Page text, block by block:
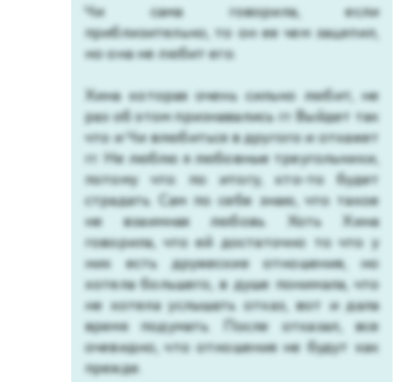
Чи сама говорила, если
приблизительно, то он ее чем зацепил,
но она не любит его.
Хина которая очень сильно любит, не
раз об этом признавались гг. Выйдет так
что и Чи влюбиться в другого и откажет
гг. Не люблю я любовные треугольники,
потому что по итогу, кто-то будет
страдать. Сам по себе знаю, что такое
не взаимная любовь. Хоть Хина
говорила, что ей достаточно то что у
них есть дружеские отношения, но
хотела большего, в душе понимала, что
не хотела услышать отказ, вот и дала
время подумать. После отказал, все
очевидно, что отношения не будут как
прежде.